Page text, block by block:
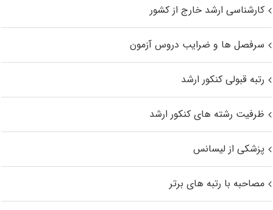
کارشناسی ارشد خارج از کشور
سرفصل ها و ضرایب دروس آزمون
رتبه قبولی کنکور ارشد
ظرفیت رشته های کنکور ارشد
پزشکی از لیسانس
مصاحبه با رتبه های برتر